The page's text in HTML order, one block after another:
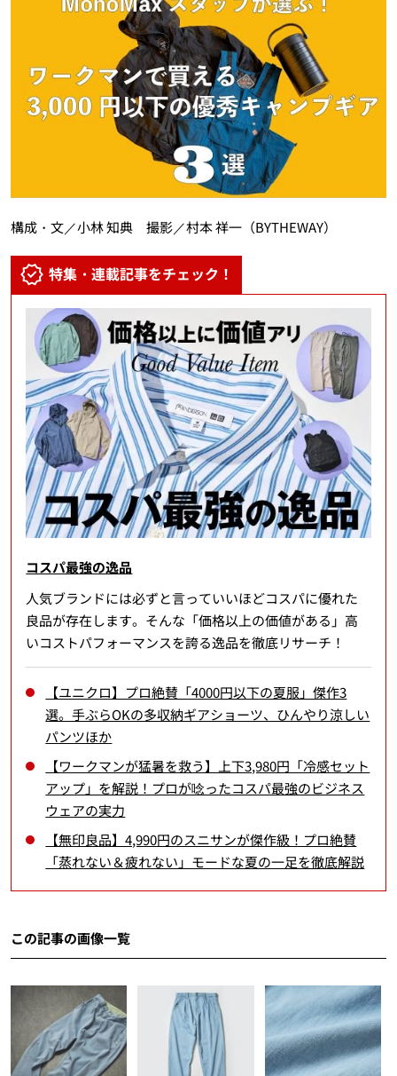
構成・文／小林 知典 撮影／村本 祥一（BYTHEWAY）
特集・連載記事をチェック！
コスパ最強の逸品
人気ブランドには必ずと言っていいほどコスパに優れた
良品が存在します。そんな「価格以上の価値がある」高
いコストパフォーマンスを誇る逸品を徹底リサーチ！
【ユニクロ】プロ絶賛「4000円以下の夏服」傑作3
選。手ぶらOKの多収納ギアショーツ、ひんやり涼しい
パンツほか
【ワークマンが猛暑を救う】上下3,980円「冷感セット
アップ」を解説！プロが唸ったコスパ最強のビジネス
ウェアの実力
【無印良品】4,990円のスニサンが傑作級！プロ絶賛
「蒸れない＆疲れない」モードな夏の一足を徹底解説
この記事の画像一覧